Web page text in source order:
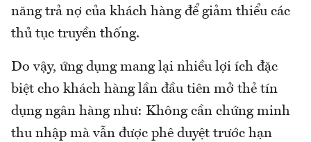
năng trả nợ của khách hàng để giảm thiểu các
thủ tục truyền thống.
Do vậy, ứng dụng mang lại nhiều lợi ích đặc
biệt cho khách hàng lần đầu tiên mở thẻ tín
dụng ngân hàng như: Không cần chứng minh
thu nhập mà vẫn được phê duyệt trước hạn